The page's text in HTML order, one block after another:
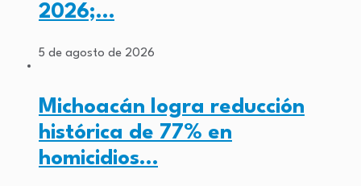
2026;…
5 de agosto de 2026
Michoacán logra reducción
histórica de 77% en
homicidios…